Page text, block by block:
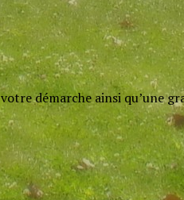
démarche ainsi qu’une